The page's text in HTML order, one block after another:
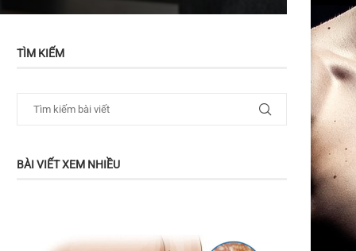
TÌM KIẾM
BÀI VIẾT XEM NHIỀU